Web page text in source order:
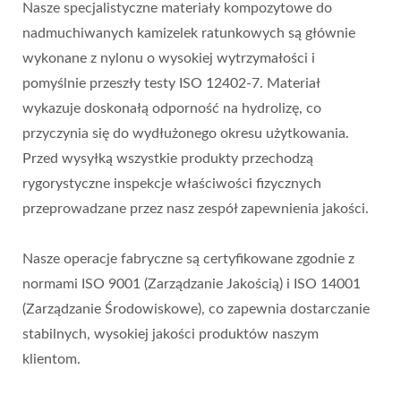
Nasze specjalistyczne materiały kompozytowe do
nadmuchiwanych kamizelek ratunkowych są głównie
wykonane z nylonu o wysokiej wytrzymałości i
pomyślnie przeszły testy ISO 12402-7. Materiał
wykazuje doskonałą odporność na hydrolizę, co
przyczynia się do wydłużonego okresu użytkowania.
Przed wysyłką wszystkie produkty przechodzą
rygorystyczne inspekcje właściwości fizycznych
przeprowadzane przez nasz zespół zapewnienia jakości.
Nasze operacje fabryczne są certyfikowane zgodnie z
normami ISO 9001 (Zarządzanie Jakością) i ISO 14001
(Zarządzanie Środowiskowe), co zapewnia dostarczanie
stabilnych, wysokiej jakości produktów naszym
klientom.